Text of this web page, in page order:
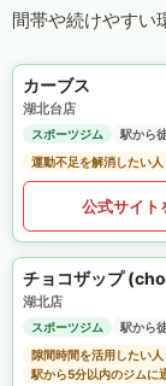
間帯や続けやすい
カーブス
湖北台店
スポーツジム
駅から
運動不足を解消したい人
公式サイト
チョコザップ
湖北店
スポーツジム
駅から
隙間時間を活用したい人
駅から5分以内のジムに